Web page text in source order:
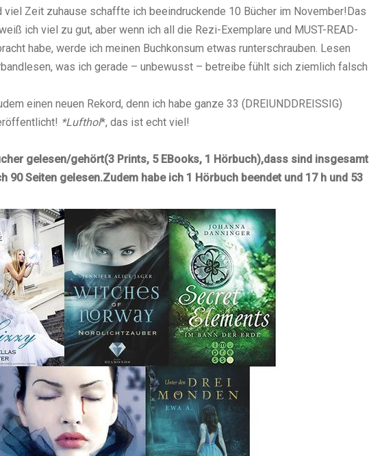
viel Zeit zuhause schaffte ich beeindruckende 10 Bücher im November!Das
ich viel zu gut, aber wenn ich all die Rezi-Exemplare und MUST-READ-
habe, werde ich meinen Buchkonsum etwas runterschrauben. Lesen
was ich gerade – unbewusst – betreibe fühlt sich ziemlich falsch
einen neuen Rekord, denn ich habe ganze 33 (DREIUNDDREISSIG)
*Lufthol*, das ist echt viel!
gelesen/gehört(3 Prints, 5 EBooks, 1 Hörbuch),dass sind insgesamt
90 Seiten gelesen.Zudem habe ich 1 Hörbuch beendet und 17 h und 53